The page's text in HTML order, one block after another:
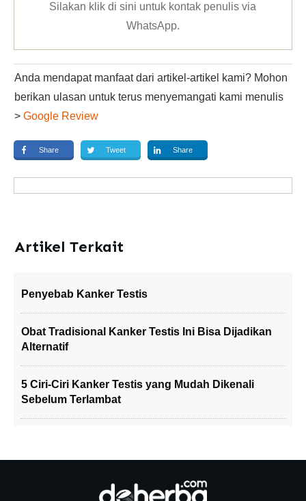
Silakan klikdi sini untuk kontak penulis via
WhatsApp.
Anda mendapat manfaat dari artikel-artikel kami? Mohon
berikan ulasan untuk terus menyemangati kami menulis
> Google Review
Share Tweet Share
Artikel Terkait
Penyebab Kanker Testis
Obat Tradisional Kanker Testis Ini Bisa Dijadikan
Alternatif
5 Ciri-Ciri Kanker Testis yang Mudah Dikenali
Sebelum Terlambat